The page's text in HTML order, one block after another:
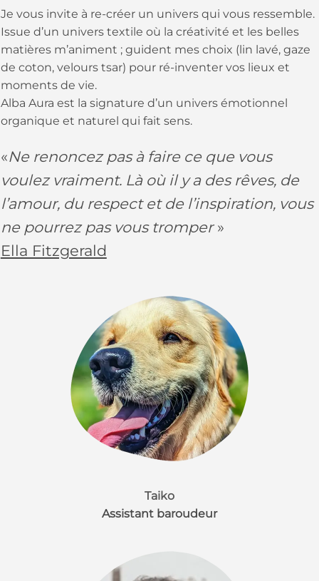
Je vous invite à re-créer un univers qui vous ressemble.
Issue d’un univers textile où la créativité et les belles
matières m’animent ; guident mes choix (lin lavé, gaze
de coton, velours tsar) pour ré-inventer vos lieux et
moments de vie.
Alba Aura est la signature d’un univers émotionnel
organique et naturel qui fait sens.
«Ne renoncez pas à faire ce que vous
voulez vraiment. Là où il y a des rêves, de
l’amour, du respect et de l’inspiration, vous
ne pourrez pas vous tromper»
Ella Fitzgerald
Taiko
Assistant baroudeur